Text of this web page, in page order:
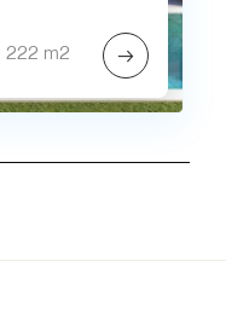
222 m2 →